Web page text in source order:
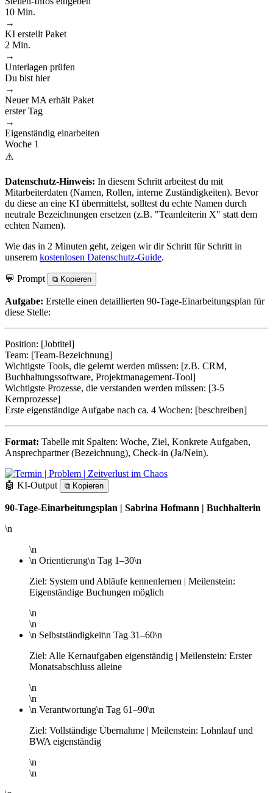
10 Min.
→
KI erstellt Paket
2 Min.
→
Unterlagen prüfen
Du bist hier
→
Neuer MA erhält Paket
erster Tag
→
Eigenständig einarbeiten
Woche 1
⚠️
Datenschutz-Hinweis: In diesem Schritt arbeitest du mit
Mitarbeiterdaten (Namen, Rollen, interne Zuständigkeiten). Bevor
du diese an eine KI übermittelst, solltest du echte Namen durch
neutrale Bezeichnungen ersetzen (z.B. "Teamleiterin X" statt dem
echten Namen).
Wie das in 2 Minuten geht, zeigen wir dir Schritt für Schritt in
unserem kostenlosen Datenschutz-Guide.
💬 Prompt ⧉ Kopieren
Aufgabe: Erstelle einen detaillierten 90-Tage-Einarbeitungsplan für
diese Stelle:
Position: [Jobtitel]
Team: [Team-Bezeichnung]
Wichtigste Tools, die gelernt werden müssen: [z.B. CRM,
Buchhaltungssoftware, Projektmanagement-Tool]
Wichtigste Prozesse, die verstanden werden müssen: [3-5
Kernprozesse]
Erste eigenständige Aufgabe nach ca. 4 Wochen: [beschreiben]
Format: Tabelle mit Spalten: Woche, Ziel, Konkrete Aufgaben,
Ansprechpartner (Bezeichnung), Check-in (Ja/Nein).
🤖 KI-Output ⧉ Kopieren
90-Tage-Einarbeitungsplan | Sabrina Hofmann | Buchhalterin
\n
\n
\n Orientierung\n Tag 1–30\n
Ziel: System und Abläufe kennenlernen | Meilenstein:
Eigenständige Buchungen möglich
\n
\n
\n Selbstständigkeit\n Tag 31–60\n
Ziel: Alle Kernaufgaben eigenständig | Meilenstein: Erster
Monatsabschluss alleine
\n
\n
\n Verantwortung\n Tag 61–90\n
Ziel: Vollständige Übernahme | Meilenstein: Lohnlauf und
BWA eigenständig
\n
\n